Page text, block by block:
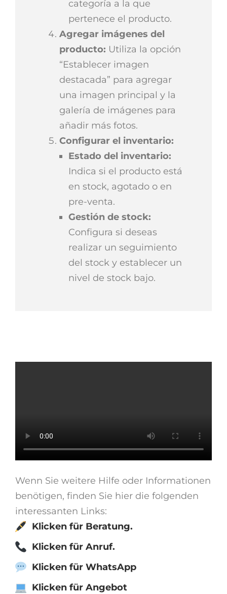
categoría a la que
pertenece el producto.
Agregar imágenes del
producto: Utiliza la opción
“Establecer imagen
destacada” para agregar
una imagen principal y la
galería de imágenes para
añadir más fotos.
Configurar el inventario:
Estado del inventario:
Indica si el producto está
en stock, agotado o en
pre-venta.
Gestión de stock:
Configura si deseas
realizar un seguimiento
del stock y establecer un
nivel de stock bajo.
Wenn Sie weitere Hilfe oder Informationen
benötigen, finden Sie hier die folgenden
interessanten Links:
Klicken für Beratung.
Klicken für Anruf.
Klicken für WhatsApp
Klicken für Angebot